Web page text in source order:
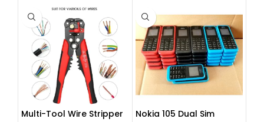
Multi-Tool Wire Stripper
Nokia 105 Dual Sim